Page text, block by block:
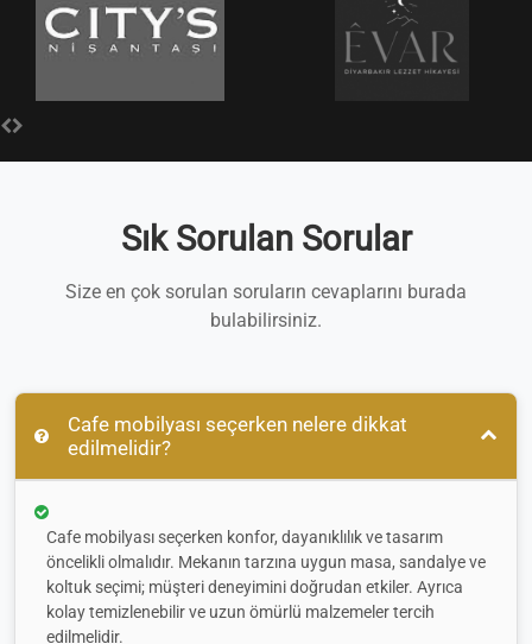
Sık Sorulan Sorular
Size en çok sorulan soruların cevaplarını burada
bulabilirsiniz.
Cafe mobilyası seçerken nelere dikkat
edilmelidir?
Cafe mobilyası seçerken konfor, dayanıklılık ve tasarım
öncelikli olmalıdır. Mekanın tarzına uygun masa, sandalye ve
koltuk seçimi; müşteri deneyimini doğrudan etkiler. Ayrıca
kolay temizlenebilir ve uzun ömürlü malzemeler tercih
edilmelidir.